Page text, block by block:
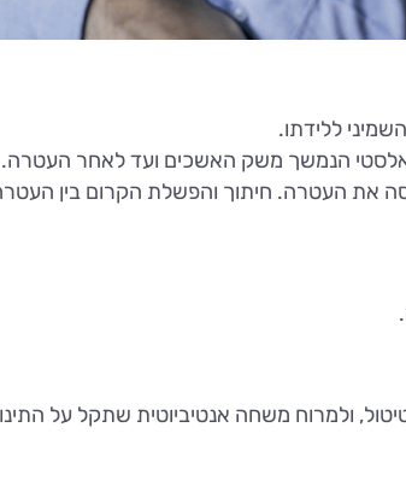
ללידתו.
האלסטי הנמשך משק האשכים ועד לאחר
את העטרה. חיתוך והפשלת הקרום בין
ולמרוח משחה אנטיביוטית שתקל על